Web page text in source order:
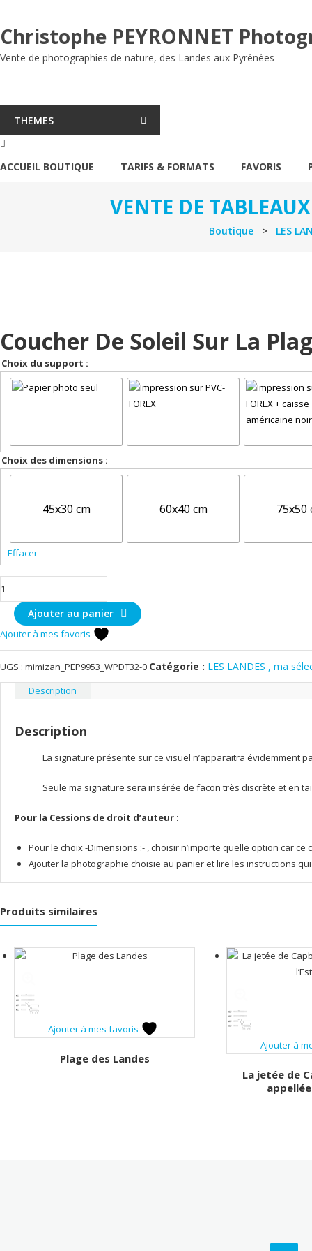
contenu
Christophe PEYRONNET
Vente de photographies de nature, des Landes aux Pyrénées
THEMES
ACCUEIL BOUTIQUE TARIFS & FORMATS FAVORIS
VENTE DE
Boutique > LES
Coucher De Soleil Sur La
Choix du support :
Choix des dimensions :
45x30 cm 60x40 cm 75x50
Effacer
quantité
de
Coucher
de
soleil
sur
la
Mimizan
Ajouter au panier
Ajouter à mes favoris
UGS : mimizan_PEP9953_WPDT32-0 Catégorie : LES LANDES , ma
Description
Description
La signature présente sur ce visuel n’apparaitra évidemment
Seule ma signature sera insérée de facon très discrète et en
Pour la Cessions de droit d’auteur :
Pour le choix -Dimensions :- , choisir n’importe quelle option car
Ajouter la photographie choisie au panier et lire les instructions
Produits similaires
Ajouter à mes favoris
Plage des Landes
Ajouter à
La jetée de